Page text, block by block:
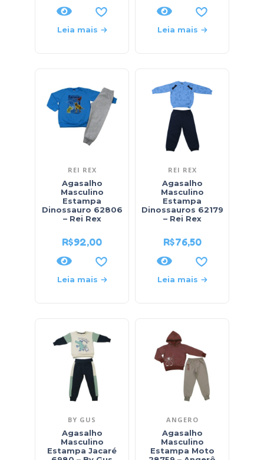
Leia mais Leia mais
REI REX
Agasalho
Masculino
Estampa
Dinossauro 62806
– Rei Rex
R$92,00
Leia mais
REI REX
Agasalho
Masculino
Estampa
Dinossauros 62179
– Rei Rex
R$76,50
Leia mais
BY GUS
Agasalho
Masculino
Estampa Jacaré
ANGERO
Agasalho
Masculino
Estampa Moto